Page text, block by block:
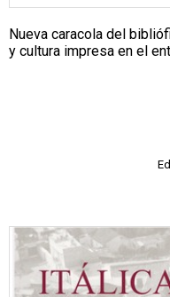
Nueva caracola del
y cultura impresa en el